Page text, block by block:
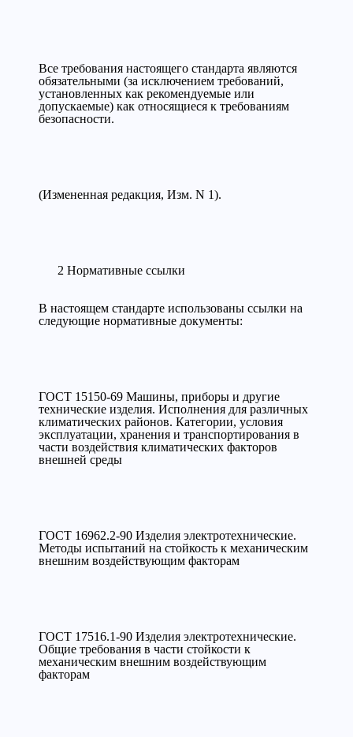
Все требования настоящего стандарта являются
обязательными (за исключением требований,
установленных как рекомендуемые или
допускаемые) как относящиеся к требованиям
безопасности.
(Измененная редакция, Изм. N 1).
2 Нормативные ссылки
В настоящем стандарте использованы ссылки на
следующие нормативные документы:
ГОСТ 15150-69 Машины, приборы и другие
технические изделия. Исполнения для различных
климатических районов. Категории, условия
эксплуатации, хранения и транспортирования в
части воздействия климатических факторов
внешней среды
ГОСТ 16962.2-90 Изделия электротехнические.
Методы испытаний на стойкость к механическим
внешним воздействующим факторам
ГОСТ 17516.1-90 Изделия электротехнические.
Общие требования в части стойкости к
механическим внешним воздействующим
факторам